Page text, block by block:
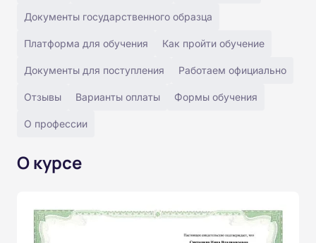
Документы государственного образца
Платформа для обучения Как пройти обучение
Документы для поступления Работаем официально
Отзывы Варианты оплаты Формы обучения
О профессии
О курсе